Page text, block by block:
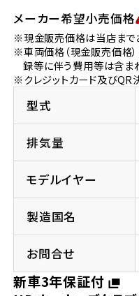
レンタルバイク
洋用品
イベント
法人向けサービス
お問い合わせ
メーカー希望小売価格
※現金販売価格は当店まで
※車両価格（現金販売価格）
録等に伴う費用等は含ま
※クレジットカード及びQR
型式
排気量
モデルイヤー
製造国名
お問合せ
新車3年保証付
宮城県
ホンダドリーム
ホンダドリーム
福島県
ホンダドリーム
ホンダドリーム
ホンダドリーム
ホンダドリーム
ホンダドリーム
ホンダドリーム
ホンダドリーム
神奈川県
ホンダドリーム
ホンダドリーム
ホンダドリーム
ホンダドリーム
ホンダドリーム
ホンダドリーム
岐阜県
ホンダドリーム
ホンダドリーム
ホンダドリーム
ホンダドリーム
京都府
広島県
ホンダドリーム
ホンダドリーム
徳島県
ホンダドリーム
香川県
ホンダドリーム
ホンダドリーム
ホンダドリーム
ホンダドリーム
ホンダドリーム
熊本県